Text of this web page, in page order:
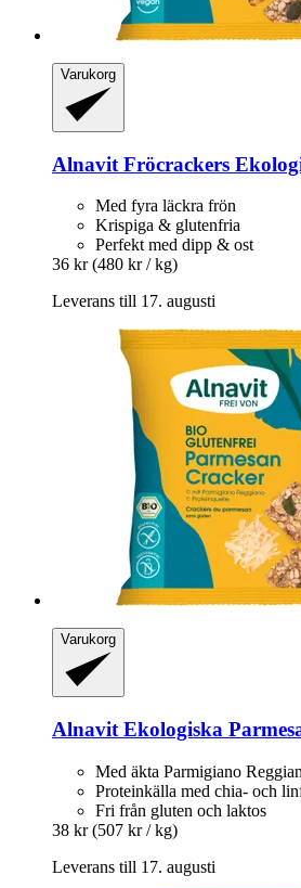
Varukorg
Alnavit Fröcrackers
Med fyra läckra frön
Krispiga & glutenfria
Perfekt med dipp & ost
36 kr (480 kr / kg)
Leverans till 17. augusti
Varukorg
Alnavit Ekologiska
Med äkta Parmigiano
Proteinkälla med chia- och
Fri från gluten och laktos
38 kr (507 kr / kg)
Leverans till 17. augusti